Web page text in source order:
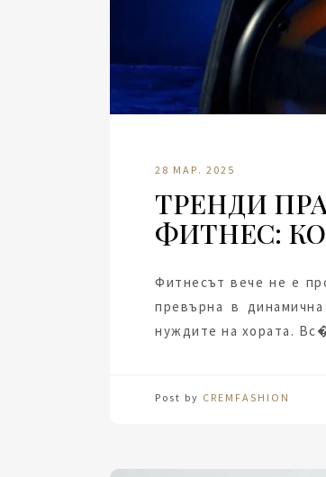
28 МАР. 2025
ТРЕНДИ
ФИТНЕС:
Фитнесът вече не е
превърна в
нуждите на хората.
Post by CREMFASHION